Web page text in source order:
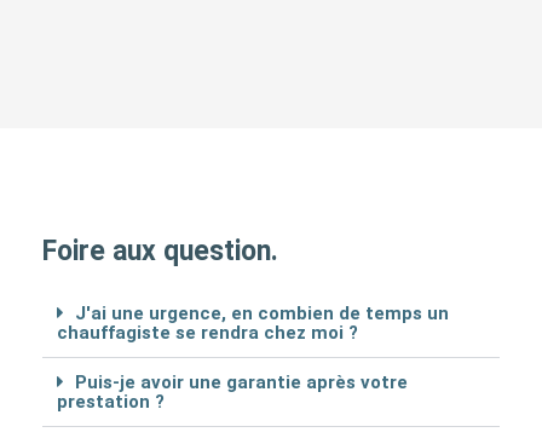
Foire aux question.
J'ai une urgence, en combien de temps un
chauffagiste se rendra chez moi ?
Puis-je avoir une garantie après votre
prestation ?